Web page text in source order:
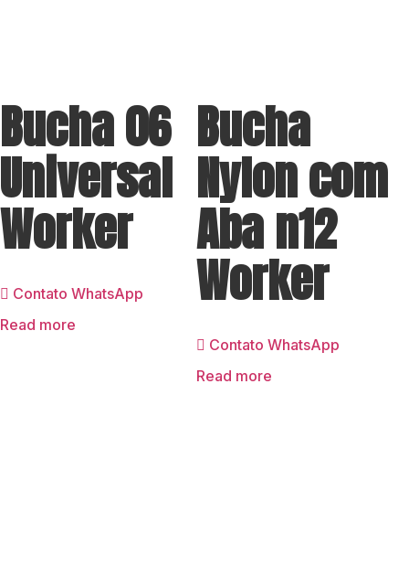
Bucha 06
Universal
Worker
Contato WhatsApp
Read more
Bucha
Nylon com
Aba n12
Worker
Contato WhatsApp
Read more